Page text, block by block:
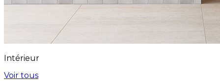
Intérieur
Voir tous